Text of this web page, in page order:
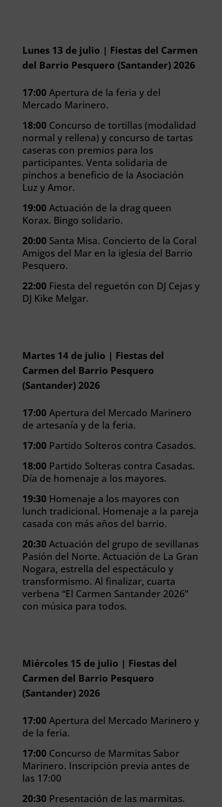
Lunes 13 de julio | Fiestas del Carmen
del Barrio Pesquero (Santander) 2026
17:00 Apertura de la feria y del
Mercado Marinero.
18:00 Concurso de tortillas (modalidad
normal y rellena) y concurso de tartas
caseras con premios para los
participantes. Venta solidaria de
pinchos a beneficio de la Asociación
Luz y Amor.
19:00 Actuación de la drag queen
Korax. Bingo solidario.
20:00 Santa Misa. Concierto de la Coral
Amigos del Mar en la iglesia del Barrio
Pesquero.
22:00 Fiesta del reguetón con DJ Cejas y
DJ Kike Melgar.
Martes 14 de julio | Fiestas del
Carmen del Barrio Pesquero
(Santander) 2026
17:00 Apertura del Mercado Marinero
de artesanía y de la feria.
17:00 Partido Solteros contra Casados.
18:00 Partido Solteras contra Casadas.
Día de homenaje a los mayores.
19:30 Homenaje a los mayores con
lunch tradicional. Homenaje a la pareja
casada con más años del barrio.
20:30 Actuación del grupo de sevillanas
Pasión del Norte. Actuación de La Gran
Nogara, estrella del espectáculo y
transformismo. Al finalizar, cuarta
verbena “El Carmen Santander 2026”
con música para todos.
Miércoles 15 de julio | Fiestas del
Carmen del Barrio Pesquero
(Santander) 2026
17:00 Apertura del Mercado Marinero y
de la feria.
17:00 Concurso de Marmitas Sabor
Marinero. Inscripción previa antes de
las 17:00
20:30 Presentación de las marmitas.